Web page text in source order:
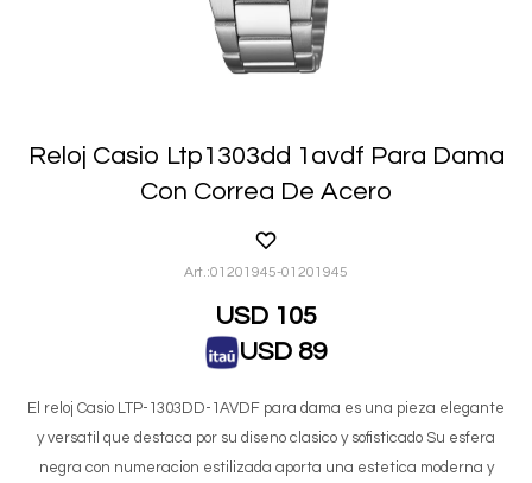
Reloj Casio Ltp1303dd 1avdf Para Dama
Con Correa De Acero
01201945-01201945
USD 105
USD 89
El reloj Casio LTP-1303DD-1AVDF para dama es una pieza elegante
y versatil que destaca por su diseno clasico y sofisticado Su esfera
negra con numeracion estilizada aporta una estetica moderna y